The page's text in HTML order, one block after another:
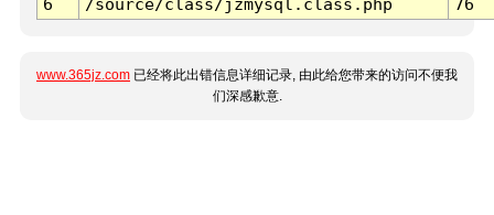
6
/source/class/jzmysql.class.php 76
www.365jz.com 已经将此出错信息详细记录, 由此给您带来的访问不便我
们深感歉意.